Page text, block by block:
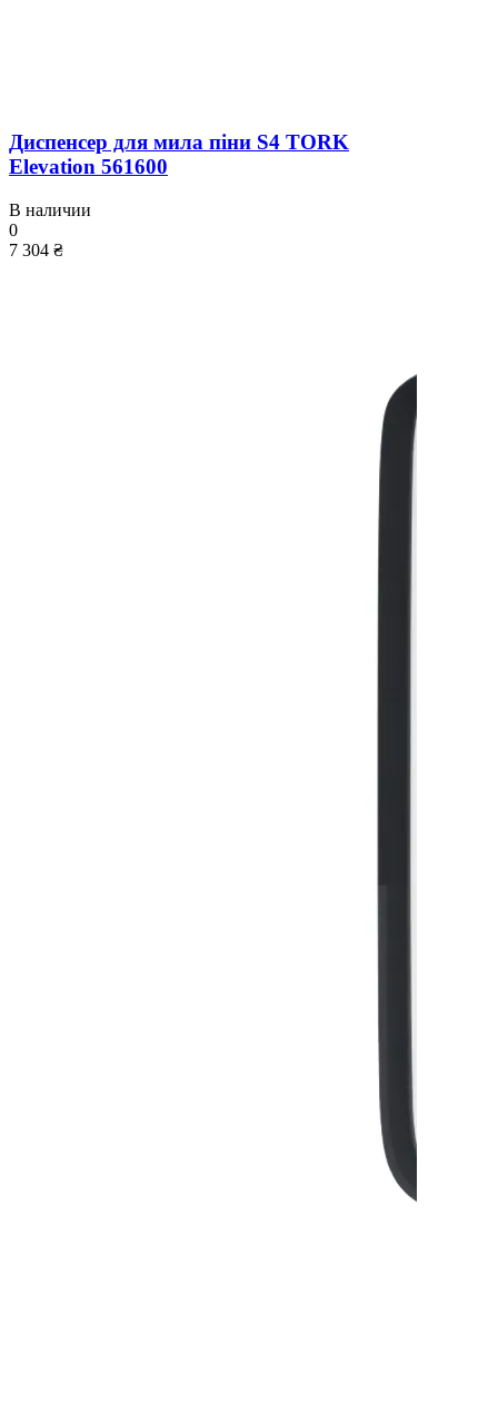
Диспенсер для мила піни S4 TORK
Elevation 561600
В наличии
0
7 304 ₴